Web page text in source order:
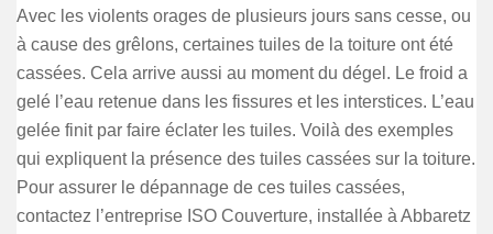
Avec les violents orages de plusieurs jours sans cesse, ou
à cause des grêlons, certaines tuiles de la toiture ont été
cassées. Cela arrive aussi au moment du dégel. Le froid a
gelé l’eau retenue dans les fissures et les interstices. L’eau
gelée finit par faire éclater les tuiles. Voilà des exemples
qui expliquent la présence des tuiles cassées sur la toiture.
Pour assurer le dépannage de ces tuiles cassées,
contactez l’entreprise ISO Couverture, installée à Abbaretz